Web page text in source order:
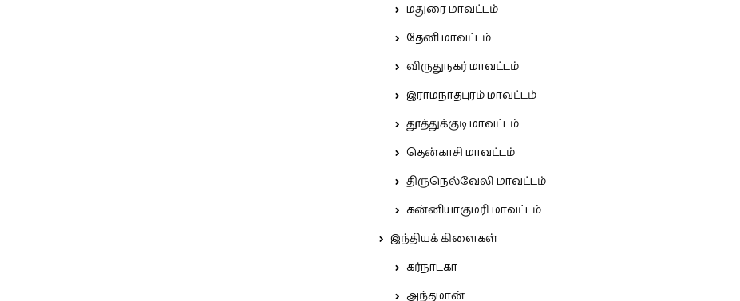
மதுரை மாவட்டம்
தேனி மாவட்டம்
விருதுநகர் மாவட்டம்
இராமநாதபுரம் மாவட்டம்
தூத்துக்குடி மாவட்டம்
தென்காசி மாவட்டம்
திருநெல்வேலி மாவட்டம்
கன்னியாகுமரி மாவட்டம்
இந்தியக் கிளைகள்
கர்நாடகா
அந்தமான்